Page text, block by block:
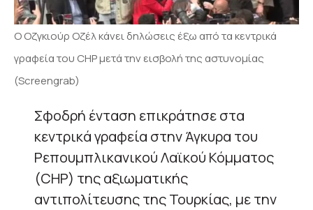
Ο Οζγκιούρ Οζέλ κάνει δηλώσεις έξω από τα κεντρικά
γραφεία του CHP μετά την εισβολή της αστυνομίας
(Screengrab)
Σφοδρή ένταση επικράτησε στα
κεντρικά γραφεία στην Άγκυρα του
Ρεπουμπλικανικού Λαϊκού Κόμματος
(CHP) της αξιωματικής
αντιπολίτευσης της Τουρκίας, με την